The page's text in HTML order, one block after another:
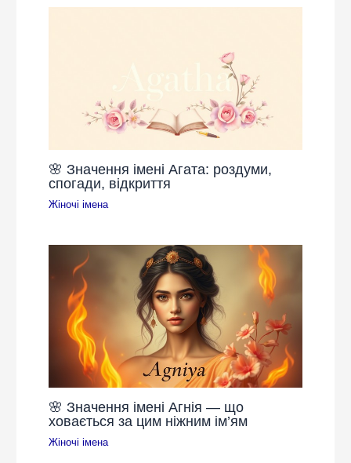
🌸 Значення імені Агата: роздуми,
спогади, відкриття
Жіночі імена
🌸 Значення імені Агнія — що
ховається за цим ніжним ім’ям
Жіночі імена